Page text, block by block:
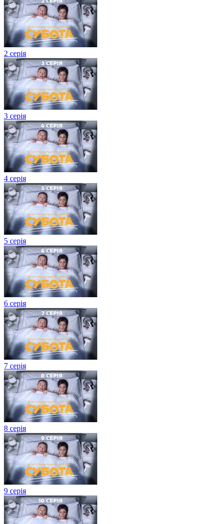
2 серія
3 серія
4 серія
5 серія
6 серія
7 серія
8 серія
9 серія